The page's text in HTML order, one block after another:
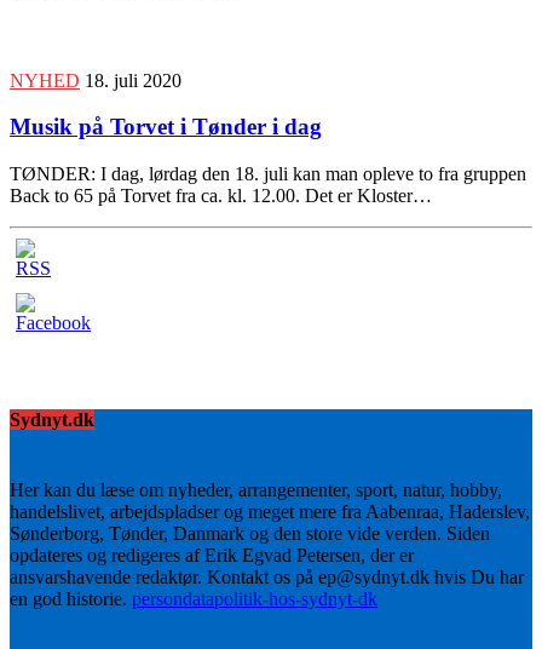
NYHED 18. juli 2020
Musik på Torvet i Tønder i dag
TØNDER: I dag, lørdag den 18. juli kan man opleve to fra gruppen
Back to 65 på Torvet fra ca. kl. 12.00. Det er Kloster…
Sydnyt.dk
Her kan du læse om nyheder, arrangementer, sport, natur, hobby,
handelslivet, arbejdspladser og meget mere fra Aabenraa, Haderslev,
Sønderborg, Tønder, Danmark og den store vide verden. Siden
opdateres og redigeres af Erik Egvad Petersen, der er
ansvarshavende redaktør. Kontakt os på ep@sydnyt.dk hvis Du har
en god historie. persondatapolitik-hos-sydnyt-dk